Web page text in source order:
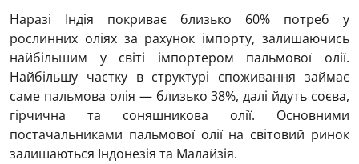
Наразі Індія покриває близько 60% потреб у
рослинних оліях за рахунок імпорту, залишаючись
найбільшим у світі імпортером пальмової олії.
Найбільшу частку в структурі споживання займає
саме пальмова олія — близько 38%, далі йдуть соєва,
гірчична та соняшникова олії. Основними
постачальниками пальмової олії на світовий ринок
залишаються Індонезія та Малайзія.